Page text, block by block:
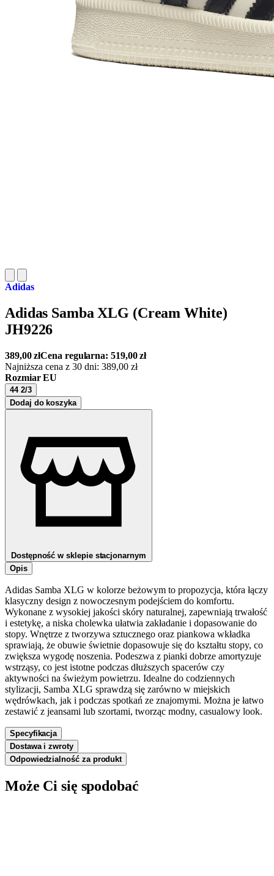
Adidas
Adidas Samba XLG (Cream White)
JH9226
389,00złCena regularna:519,00zł
Najniższa cena z 30 dni: 389,00 zł
Rozmiar EU
44 2/3
Dodaj do koszyka
Dostępność w sklepie stacjonarnym
Opis
Adidas Samba XLG w kolorze beżowym to propozycja, która łączy
klasyczny design z nowoczesnym podejściem do komfortu.
Wykonane z wysokiej jakości skóry naturalnej, zapewniają trwałość
i estetykę, a niska cholewka ułatwia zakładanie i dopasowanie do
stopy. Wnętrze z tworzywa sztucznego oraz piankowa wkładka
sprawiają, że obuwie świetnie dopasowuje się do kształtu stopy, co
zwiększa wygodę noszenia. Podeszwa z pianki dobrze amortyzuje
wstrząsy, co jest istotne podczas dłuższych spacerów czy
aktywności na świeżym powietrzu. Idealne do codziennych
stylizacji, Samba XLG sprawdzą się zarówno w miejskich
wędrówkach, jak i podczas spotkań ze znajomymi. Można je łatwo
zestawić z jeansami lub szortami, tworząc modny, casualowy look.
Specyfikacja
Dostawa i zwroty
Odpowiedzialność za produkt
Może Ci się spodobać